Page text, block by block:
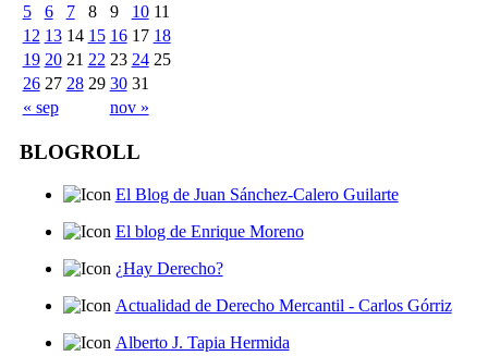
« sep nov »
5
6 7 8 9 10 11
12 13 14 15 16 17 18
19 20 21 22 23 24 25
26 27 28 29 30 31
BLOGROLL
El Blog de Juan Sánchez-Calero Guilarte
El blog de Enrique Moreno
¿Hay Derecho?
Actualidad de Derecho Mercantil - Carlos Górriz
Alberto J. Tapia Hermida